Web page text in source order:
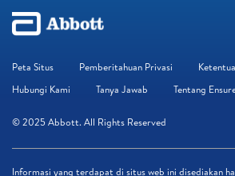
Peta Situs Pemberitahuan Privasi
Hubungi Kami
Tanya Jawab Tentang
© 2025 Abbott. All Rights Reserved
Informasi yang terdapat di situs web ini disediakan